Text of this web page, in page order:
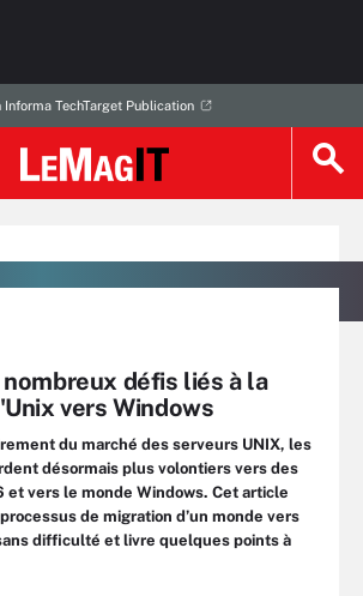
Informa TechTarget Publication
défis liés à la
vers Windows
du marché des serveurs UNIX, les
désormais plus volontiers vers des
vers le monde Windows. Cet article
de migration d’un monde vers
difficulté et livre quelques points à